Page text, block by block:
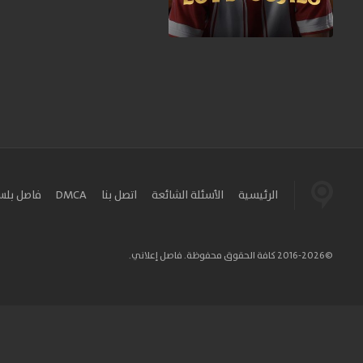
الرئيسية الأسئلة الشائعة اتصل بنا DMCA فاصل
©2016-2026 كافة الحقوق محفوظة. فاصل إعلاني.